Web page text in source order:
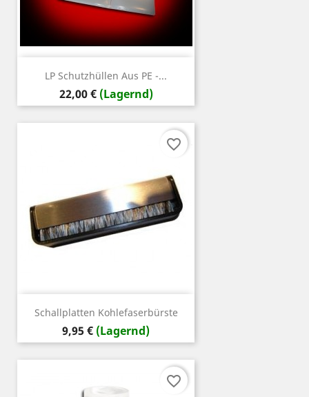
LP Schutzhüllen Aus PE -...
Preis
22,00 € (Lagernd)
Schallplatten Kohlefaserbürste
Preis
9,95 € (Lagernd)
favorite_border
favorite_border